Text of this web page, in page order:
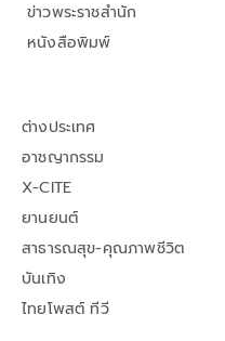
ข่าวพระราชสำนัก
หนังสือพิมพ์
ต่างประเทศ
อาชญากรรม
X-CITE
ยานยนต์
สาธารณสุข-คุณภาพชีวิต
บันเทิง
ไทยโพสต์ ทีวี